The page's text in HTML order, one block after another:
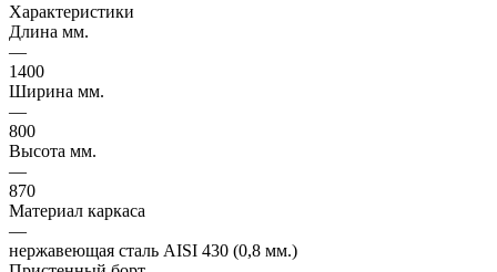
Характеристики
Длина мм.
—
1400
Ширина мм.
—
800
Высота мм.
—
870
Материал каркаса
—
нержавеющая сталь AISI 430 (0,8 мм.)